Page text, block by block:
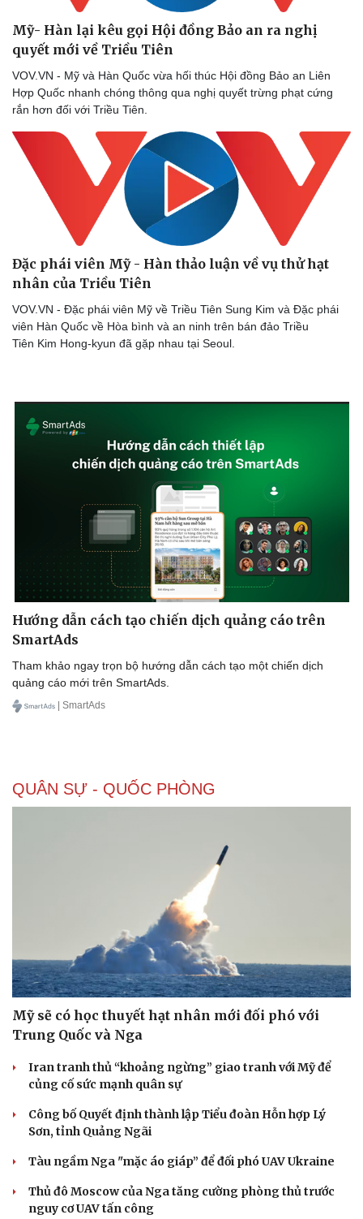
Thể thao
Bóng đá
Lịch thi đấu bóng đá
Thế giới thể thao
eSports
Hậu trường
Ô tô - Xe máy
Xe máy
Tư vấn
Mỹ- Hàn lại kêu gọi Hội đồng Bảo an ra nghị
quyết mới về Triều Tiên
VOV.VN - Mỹ và Hàn Quốc vừa hối thúc Hội đồng Bảo an Liên
Hợp Quốc nhanh chóng thông qua nghị quyết trừng phạt cứng
rắn hơn đối với Triều Tiên.
Đặc phái viên Mỹ - Hàn thảo luận về vụ thử hạt
nhân của Triều Tiên
VOV.VN - Đặc phái viên Mỹ về Triều Tiên Sung Kim và Đặc phái
viên Hàn Quốc về Hòa bình và an ninh trên bán đảo Triều
Tiên Kim Hong-kyun đã gặp nhau tại Seoul.
Hướng dẫn cách tạo chiến dịch quảng cáo trên
SmartAds
Tham khảo ngay trọn bộ hướng dẫn cách tạo một chiến dịch
quảng cáo mới trên SmartAds.
| SmartAds
QUÂN SỰ - QUỐC PHÒNG
Mỹ sẽ có học thuyết hạt nhân mới đối phó với
Trung Quốc và Nga
Iran tranh thủ “khoảng ngừng” giao tranh với Mỹ để
củng cố sức mạnh quân sự
Công bố Quyết định thành lập Tiểu đoàn Hỗn hợp Lý
Sơn, tỉnh Quảng Ngãi
Tàu ngầm Nga "mặc áo giáp” để đối phó UAV Ukraine
Thủ đô Moscow của Nga tăng cường phòng thủ trước
nguy cơ UAV tấn công